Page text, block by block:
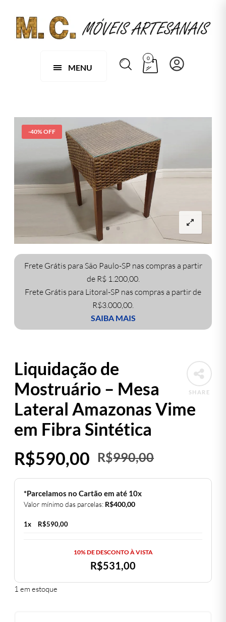
MENU
0
-40% OFF
Frete Grátis para São Paulo-SP nas compras a partir
de R$ 1.200,00.
Frete Grátis para Litoral-SP nas compras a partir de
R$3.000,00.
SAIBA MAIS
SHARE
Liquidação de
Mostruário – Mesa
Lateral Amazonas Vime
em Fibra Sintética
R$990,00O
preço
R$590,00
O
preço
*Parcelamos no Cartão em até 10x
Valor mínimo das parcelas: R$400,00
1x R$590,00
10% DE DESCONTO À VISTA
R$531,00
1 em estoque